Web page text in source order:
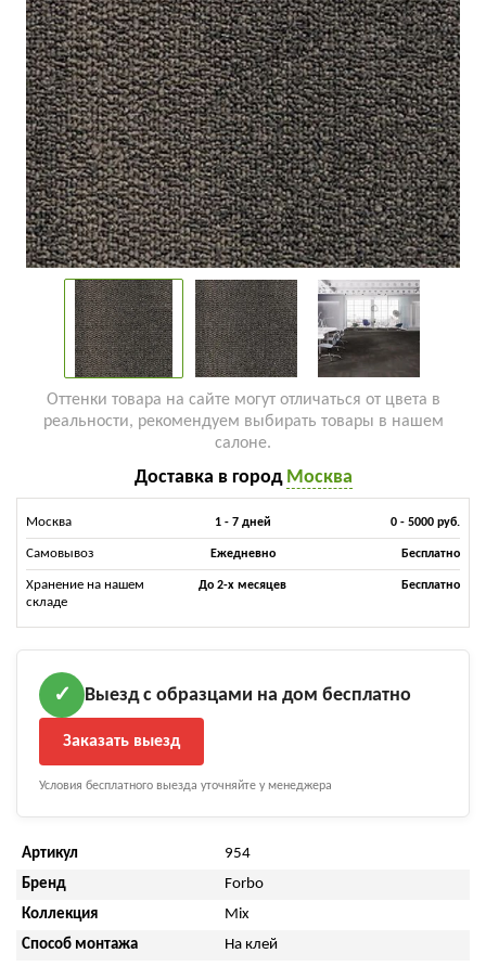
Оттенки товара на сайте могут отличаться от цвета в
реальности, рекомендуем выбирать товары в нашем
салоне.
Доставка в город Москва
Москва 1 - 7 дней 0 - 5000 руб.
Самовывоз Ежедневно Бесплатно
Хранение на нашем
складе
До 2-х месяцев Бесплатно
✓ Выезд с образцами на дом бесплатно
Заказать выезд
Условия бесплатного выезда уточняйте у менеджера
Артикул
954
Бренд
Forbo
Коллекция
Mix
Способ монтажа
На клей